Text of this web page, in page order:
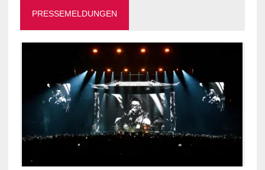
PRESSEMELDUNGEN